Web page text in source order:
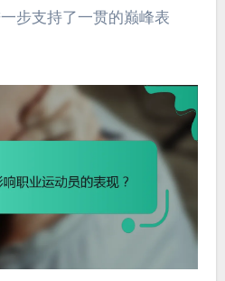
步支持了一贯的巅峰表